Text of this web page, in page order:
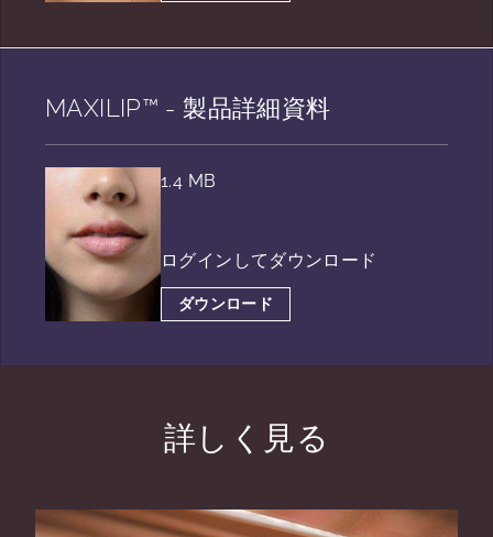
MAXILIP™ - 製品詳細資料
1.4 MB
ログインしてダウンロード
ダウンロード
詳しく見る